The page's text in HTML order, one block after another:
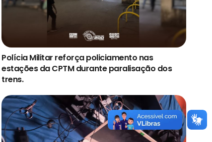
Polícia Militar reforça policiamento nas
estações da CPTM durante paralisação dos
trens.